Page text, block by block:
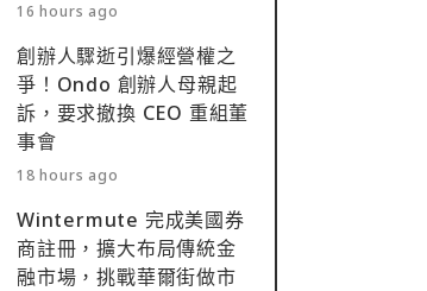
16 hours ago
創辦人驟逝引爆經營權之
爭！Ondo 創辦人母親起
訴，要求撤換 CEO 重組董
事會
18 hours ago
Wintermute 完成美國券
商註冊，擴大布局傳統金
融市場，挑戰華爾街做市